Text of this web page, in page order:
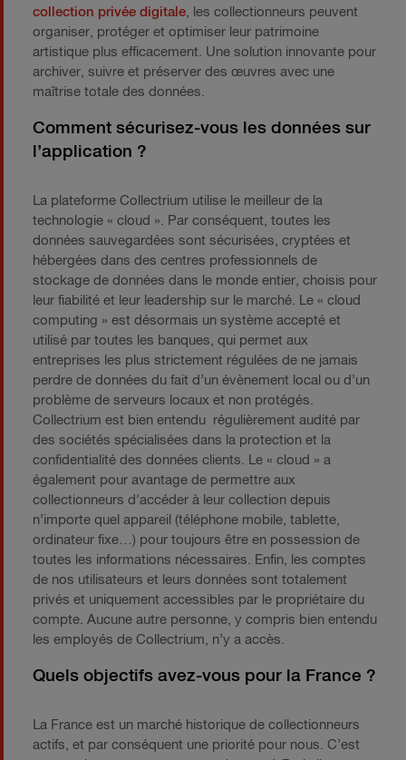
collection privée digitale , les collectionneurs peuvent
organiser, protéger et optimiser leur patrimoine
artistique plus efficacement. Une solution innovante pour
archiver, suivre et préserver des œuvres avec une
maîtrise totale des données.
Comment sécurisez-vous les données sur
l’application ?
La plateforme Collectrium utilise le meilleur de la
technologie « cloud ». Par conséquent, toutes les
données sauvegardées sont sécurisées, cryptées et
hébergées dans des centres professionnels de
stockage de données dans le monde entier, choisis pour
leur fiabilité et leur leadership sur le marché. Le « cloud
computing » est désormais un système accepté et
utilisé par toutes les banques, qui permet aux
entreprises les plus strictement régulées de ne jamais
perdre de données du fait d’un évènement local ou d’un
problème de serveurs locaux et non protégés.
Collectrium est bien entendu régulièrement audité par
des sociétés spécialisées dans la protection et la
confidentialité des données clients. Le « cloud » a
également pour avantage de permettre aux
collectionneurs d'accéder à leur collection depuis
n’importe quel appareil (téléphone mobile, tablette,
ordinateur fixe…) pour toujours être en possession de
toutes les informations nécessaires. Enfin, les comptes
de nos utilisateurs et leurs données sont totalement
privés et uniquement accessibles par le propriétaire du
compte. Aucune autre personne, y compris bien entendu
les employés de Collectrium, n’y a accès.
Quels objectifs avez-vous pour la France ?
La France est un marché historique de collectionneurs
actifs, et par conséquent une priorité pour nous. C’est